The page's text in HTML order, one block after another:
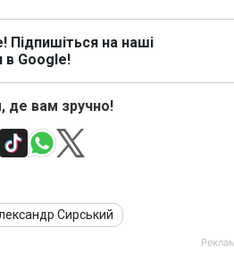
Підпишіться на наші
в Google!
де вам зручно!
Сирський